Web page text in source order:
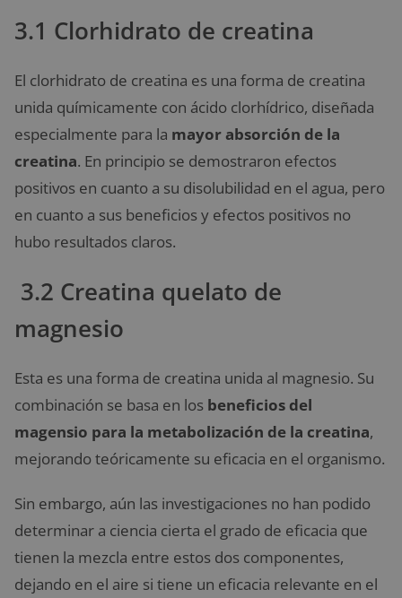
3.1 Clorhidrato de creatina
El clorhidrato de creatina es una forma de creatina
unida químicamente con ácido clorhídrico, diseñada
especialmente para la mayor absorción de la
creatina. En principio se demostraron efectos
positivos en cuanto a su disolubilidad en el agua, pero
en cuanto a sus beneficios y efectos positivos no
hubo resultados claros.
3.2 Creatina quelato de
magnesio
Esta es una forma de creatina unida al magnesio. Su
combinación se basa en los beneficios del
magensio para la metabolización de la creatina,
mejorando teóricamente su eficacia en el organismo.
Sin embargo, aún las investigaciones no han podido
determinar a ciencia cierta el grado de eficacia que
tienen la mezcla entre estos dos componentes,
dejando en el aire si tiene un eficacia relevante en el